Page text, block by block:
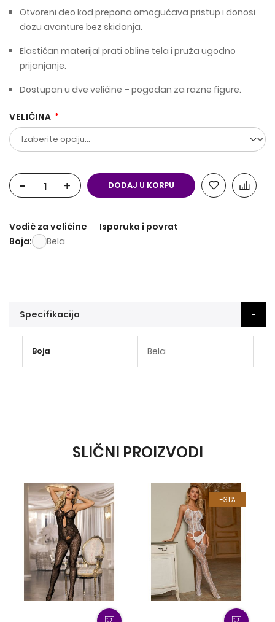
Otvoreni deo kod prepona omogućava pristup i donosi
dozu avanture bez skidanja.
Elastičan materijal prati obline tela i pruža ugodno
prijanjanje.
Dostupan u dve veličine – pogodan za razne figure.
VELIČINA
- + DODAJ U KORPU
Vodič za veličine
Isporuka i povrat
Boja
Bela
Specifikacija
informacija
Boja Bela
SLIČNI PROIZVODI
-31%